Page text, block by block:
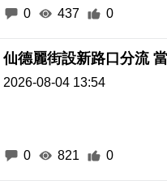
0 437 0
仙德麗街設新路口分流
2026-08-04 13:54
0 821 0